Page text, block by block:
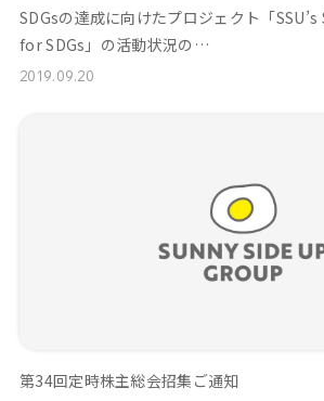
SDGsの達成に向けたプロジェクト「
for SDGs」の活動状況の…
2019.09.20
第34回定時株主総会招集ご通知